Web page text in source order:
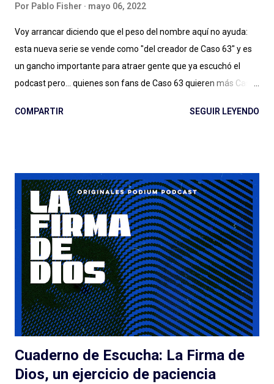
Por Pablo Fisher mayo 06, 2022
Voy arrancar diciendo que el peso del nombre aquí no ayuda:
esta nueva serie se vende como "del creador de Caso 63" y es
un gancho importante para atraer gente que ya escuchó el
podcast pero... quienes son fans de Caso 63 quieren más Caso
ese lugar en el que vamos a seguir a creadores de podcasts de
tener o no éxito con las audiencias (después debatamos qué es
el éxito para un podcast de ficción) a pesar de/gracias a los
esfuerzos de Spotify: el lanzamiento, la presencia en la
aplicación, la muy atractiva portada, el genial título pueden ser
suficientes o no para disparar montones de escuchas iniciales
de una serie que... tarda en arrancar. La pasé bien escuchando
los episodios entre el tercero/cuarto y el octavo/noveno pero
e...
COMPARTIR SEGUIR LEYENDO
Cuaderno de Escucha: La Firma de
Dios, un ejercicio de paciencia